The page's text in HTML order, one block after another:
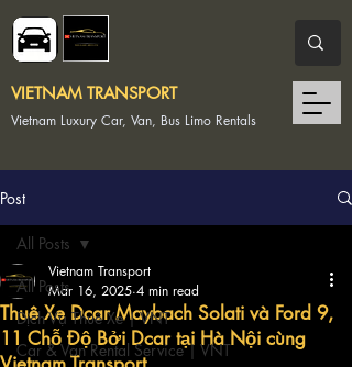
Vietnam Luxury Car, Van, Bus Limo Rentals
VIETNAM TRANSPORT
Post
All Posts
Dịch Vụ Thuê Xe | VNT
Car & Van Rental Service | VNT
All Posts
Thuê Xe Dcar Maybach Solati và Ford 9,
11 Chỗ Độ Bởi Dcar tại Hà Nội cùng
Vietnam Transport
Mar 16, 2025 4 min read